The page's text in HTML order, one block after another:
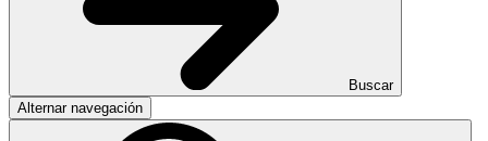
Buscar
Alternar navegación